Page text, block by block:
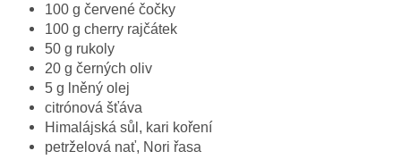
100 g červené čočky
100 g cherry rajčátek
50 g rukoly
20 g černých oliv
5 g lněný olej
citrónová šťáva
Himalájská sůl, kari koření
petrželová nať, Nori řasa